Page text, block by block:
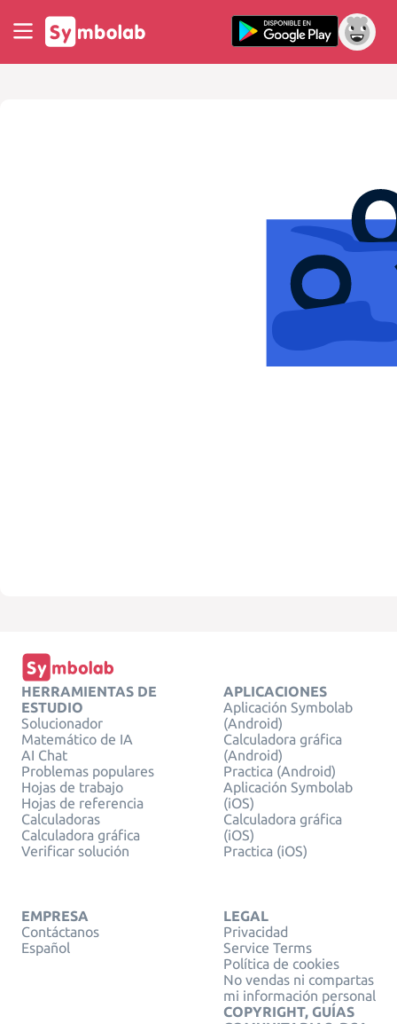
HERRAMIENTAS DE
ESTUDIO
Solucionador
Matemático de IA
AI Chat
Problemas populares
Hojas de trabajo
Hojas de referencia
Calculadoras
Calculadora gráfica
Verificar solución
APLICACIONES
Aplicación Symbolab
(Android)
Calculadora gráfica
(Android)
Practica (Android)
Aplicación Symbolab
(iOS)
Calculadora gráfica
(iOS)
Practica (iOS)
EMPRESA
Contáctanos
Español
LEGAL
Privacidad
Service Terms
Política de cookies
No vendas ni compartas
mi información personal
COPYRIGHT, GUÍAS